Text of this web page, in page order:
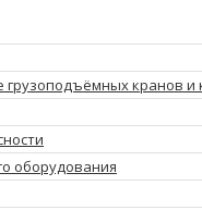
грузоподъёмных кранов и
оборудования